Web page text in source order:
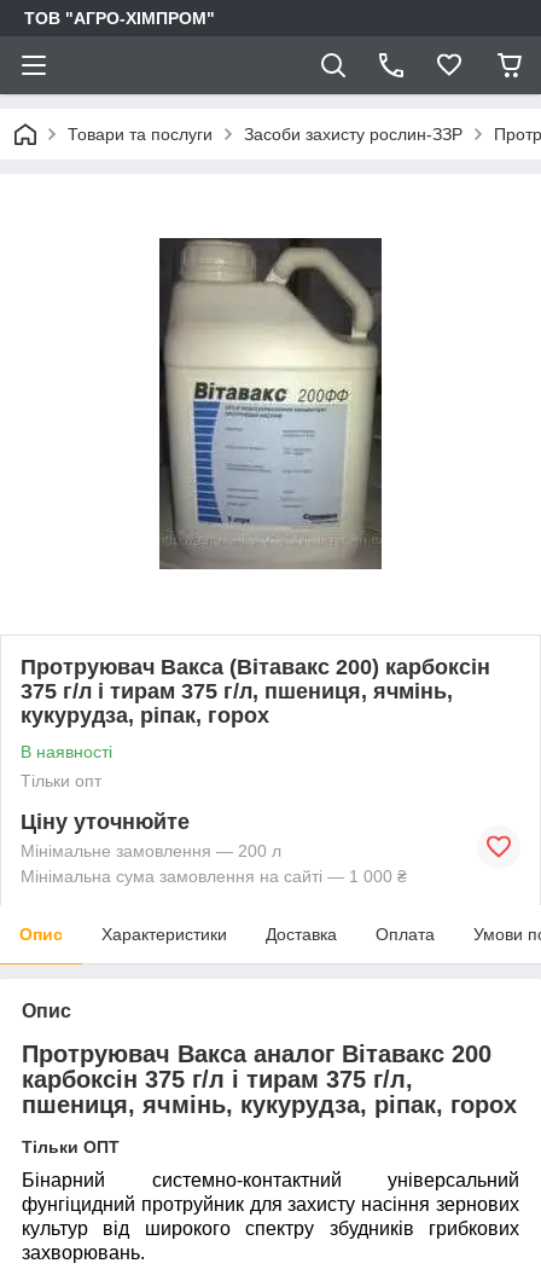
ТОВ "АГРО-ХІМПРОМ"
Товари та послуги Засоби захисту рослин-ЗЗР
Протруювач Вакса (Вітавакс 200) карбоксін
375 г/л і тирам 375 г/л, пшениця, ячмінь,
кукурудза, ріпак, горох
В наявності
Тільки опт
Ціну уточнюйте
Мінімальне замовлення — 200 л
Мінімальна сума замовлення на сайті — 1 000 ₴
Опис Характеристики Доставка Оплата Умови
Опис
Протруювач Вакса аналог Вітавакс 200
карбоксін 375 г/л і тирам 375 г/л,
пшениця, ячмінь, кукурудза, ріпак, горох
Тільки ОПТ
Бінарний системно-контактний універсальний
фунгіцидний протруйник для захисту насіння зернових
культур від широкого спектру збудників грибкових
захворювань.